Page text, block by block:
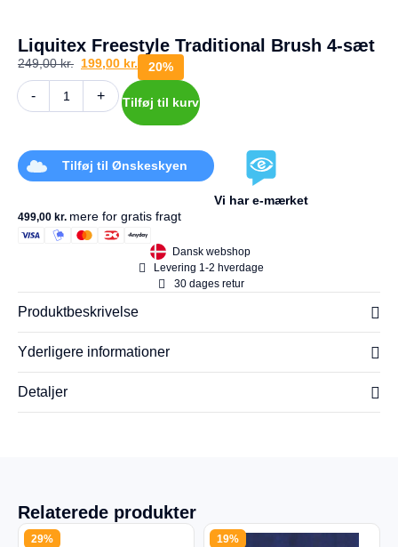
s
r
e
Din
tom.
Liquitex Freestyle Traditional Brush 4-sæt
249,00kr. 199,00 kr. 20%
- + Tilføj til kurv
Tilføj til Ønskeskyen
Vi har e-mærket
499,00 kr. mere for gratis fragt
Dansk webshop
Levering 1-2 hverdage
30 dages retur
Produktbeskrivelse
Yderligere informationer
Detaljer
Relaterede produkter
29% 19%